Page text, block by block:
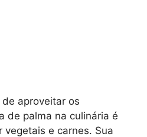
aproveitar os
de palma na culinária é
e carnes. Sua